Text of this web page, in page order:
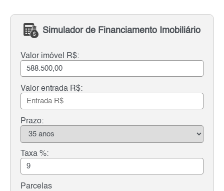
Simulador de Financiamento Imobiliário
Valor imóvel R$:
Valor entrada R$:
Prazo:
Taxa %:
Parcelas